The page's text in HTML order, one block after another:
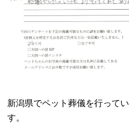
新潟県でペット葬儀を行って
す。